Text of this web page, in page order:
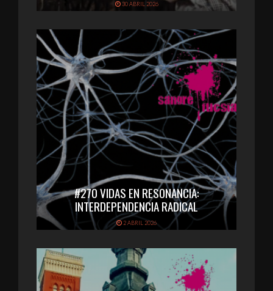
30 ABRIL 2026
#270 VIDAS EN RESONANCIA:
INTERDEPENDENCIA RADICAL
2 ABRIL 2026